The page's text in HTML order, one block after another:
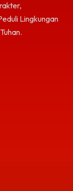
Lingkungan